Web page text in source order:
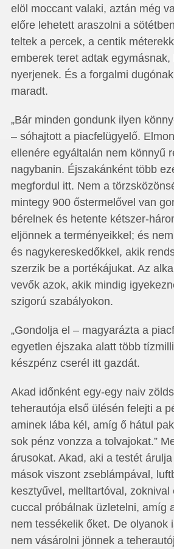
elöl moccant valaki, aztán még
előre lehetett araszolni a
teltek a percek, a centik
emberek teret adtak
nyerjenek. És a forgalmi
maradt.
„Bár minden gondunk ilyen
– sóhajtott a piacfelügyelő.
ellenére egyáltalán nem könnyű
nagybanin. Éjszakánként több
megfordul itt. Nem a
mintegy 900 őstermelővel van
bérelnek és hetente kétszer-
eljönnek a terményeikkel; és
és nagykereskedőkkel, akik
szerzik be a portékájukat. Az
vevők azok, akik mindig
szigorú szabályokon.
„Gondolja el – magyarázta a
egyetlen éjszaka alatt több
készpénz cserél itt gazdát.
Akad időnként egy-egy naiv
teherautója első ülésén felejti a
aminek lába kél, amíg ő hátul
sok pénz vonzza a tolvajokat.”
árusokat. Akad, aki a testét
mások viszont zseblámpával,
kesztyűvel, melltartóval, zoknival
cuccal próbálnak üzletelni, amíg
nem tessékelik őket. De olyanok
nem vásárolni jönnek a